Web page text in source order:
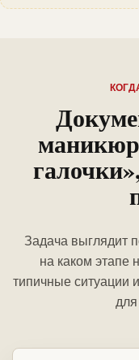
Задача выглядит
на каком этапе
типичные ситуации